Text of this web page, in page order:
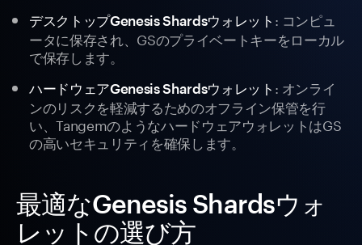
デスクトップGenesis Shardsウォレット : コンピュ
ータに保存され、GSのプライベートキーをローカル
で保存します。
ハードウェアGenesis Shardsウォレット : オンライ
ンのリスクを軽減するためのオフライン保管を行
い、TangemのようなハードウェアウォレットはGS
の高いセキュリティを確保します。
最適なGenesis Shardsウォ
レットの選び方